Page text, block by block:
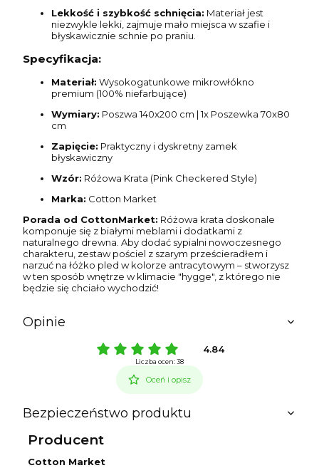
Lekkość i szybkość schnięcia: Materiał jest
niezwykle lekki, zajmuje mało miejsca w szafie i
błyskawicznie schnie po praniu.
Specyfikacja:
Materiał: Wysokogatunkowe mikrowłókno
premium (100% niefarbujące)
Wymiary: Poszwa 140x200 cm | 1x Poszewka 70x80
cm
Zapięcie: Praktyczny i dyskretny zamek
błyskawiczny
Wzór: Różowa Krata (Pink Checkered Style)
Marka: Cotton Market
Porada od CottonMarket: Różowa krata doskonale
komponuje się z białymi meblami i dodatkami z
naturalnego drewna. Aby dodać sypialni nowoczesnego
charakteru, zestaw pościel z szarym prześcieradłem i
narzuć na łóżko pled w kolorze antracytowym – stworzysz
w ten sposób wnętrze w klimacie "hygge", z którego nie
będzie się chciało wychodzić!
Opinie
4.84
Liczba ocen: 38
Oceń i opisz
Bezpieczeństwo produktu
Producent
Cotton Market